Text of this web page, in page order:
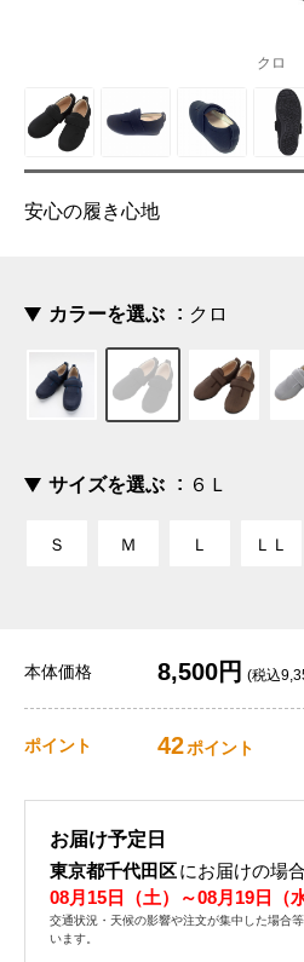
クロ
安心の履き心地
カラーを選ぶ クロ
サイズを選ぶ ６Ｌ
Ｓ Ｍ Ｌ ＬＬ
本体価格 8,500円 (税込
ポイント 42ポイント
お届け予定日
東京都千代田区にお届けの場合
08月15日（土）～08月19日（水
交通状況・天候の影響や注文が集中した場合
います。